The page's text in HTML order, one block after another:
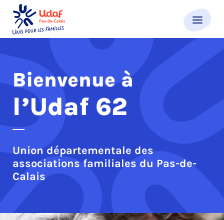
Udaf 62
Bienvenue à
l’Udaf 62
Union départementale des
associations familiales du Pas-de-
Calais